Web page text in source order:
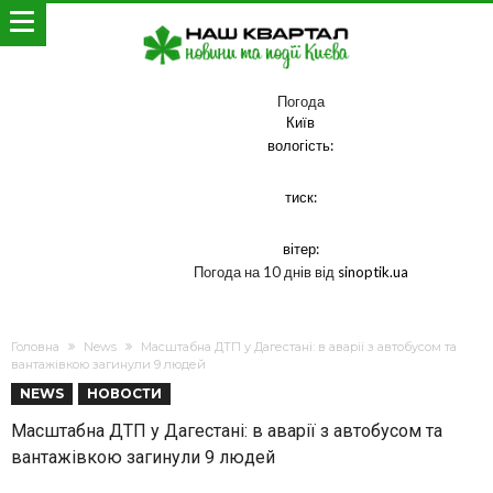
Погода
Київ
вологість:
тиск:
вітер:
Погода на 10 днів від sinoptik.ua
Головна News
Масштабна ДТП у Дагестані: в аварії з автобусом та
вантажівкою загинули 9 людей
NEWS НОВОСТИ
Масштабна ДТП у Дагестані: в аварії з автобусом та
вантажівкою загинули 9 людей